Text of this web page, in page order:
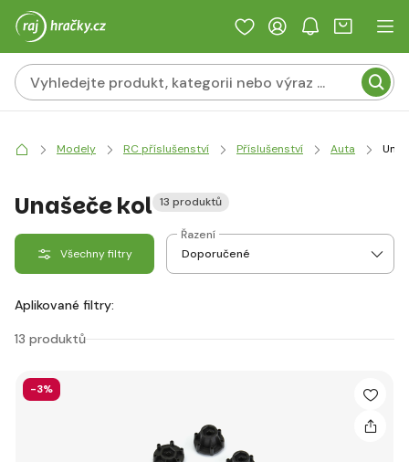
Modely RC příslušenství Příslušenství Auta
Unašeče kol 13 produktů
Všechny filtry
Řazení
Aplikované filtry:
13 produktů
-3%